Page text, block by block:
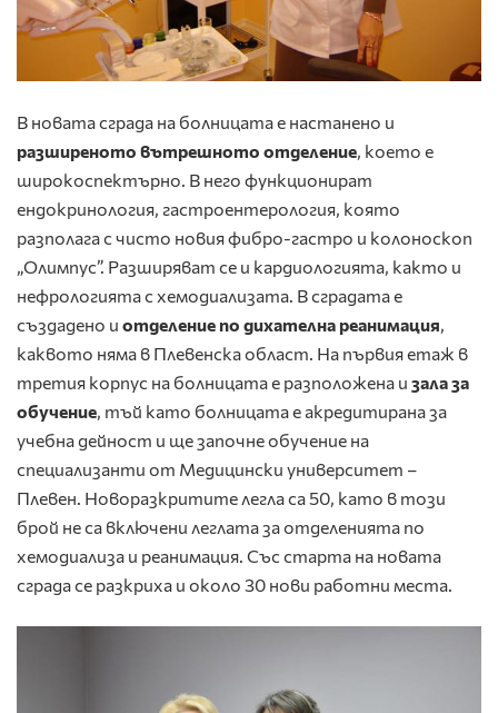
В новата сграда на болницата е настанено и
разширеното вътрешното отделение, което е
широкоспектърно. В него функционират
ендокринология, гастроентерология, която
разполага с чисто новия фибро-гастро и колоноскоп
„Олимпус”. Разширяват се и кардиологията, както и
нефрологията с хемодиализата. В сградата е
създадено и отделение по дихателна реанимация,
каквото няма в Плевенска област. На първия етаж в
третия корпус на болницата е разположена и зала за
обучение, тъй като болницата е акредитирана за
учебна дейност и ще започне обучение на
специализанти от Медицински университет –
Плевен. Новоразкритите легла са 50, като в този
брой не са включени леглата за отделенията по
хемодиализа и реанимация. Със старта на новата
сграда се разкриха и около 30 нови работни места.